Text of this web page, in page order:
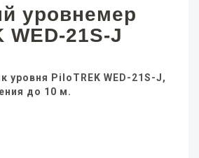
уровнемер
WED-21S-J
уровня PiloTREK WED-21S-J,
до 10 м.